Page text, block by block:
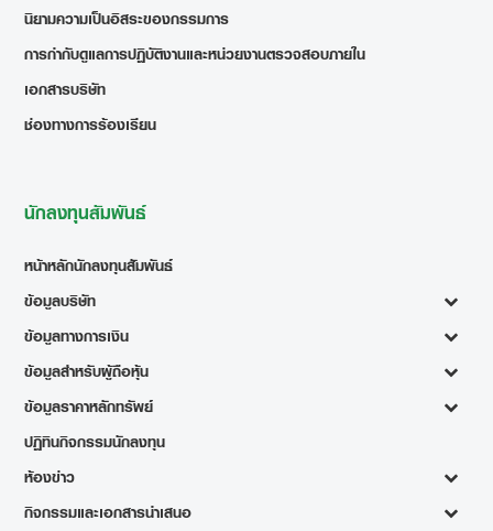
นิยามความเป็นอิสระของกรรมการ
การกำกับดูแลการปฏิบัติงานและหน่วยงานตรวจสอบภายใน
เอกสารบริษัท
ช่องทางการร้องเรียน
นักลงทุนสัมพันธ์
หน้าหลักนักลงทุนสัมพันธ์
ข้อมูลบริษัท
ข้อมูลทางการเงิน
ข้อมูลสำหรับผู้ถือหุ้น
ข้อมูลราคาหลักทรัพย์
ปฏิทินกิจกรรมนักลงทุน
ห้องข่าว
กิจกรรมและเอกสารนำเสนอ